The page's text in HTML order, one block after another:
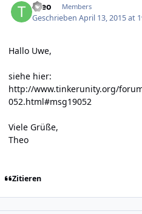
theo Members
GeschriebenApril 13, 2015 at
Hallo Uwe,
siehe hier:
http://www.tinkerunity.org/
052.html#msg19052
Viele Grüße,
Theo
Zitieren